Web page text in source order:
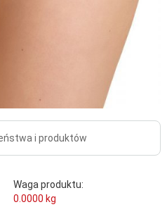
i produktów
Waga produktu:
0.0000 kg